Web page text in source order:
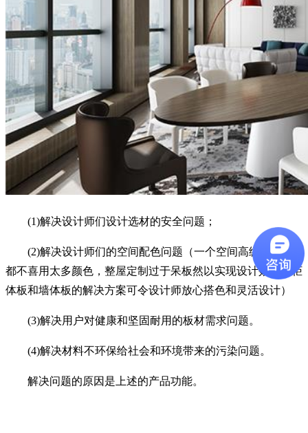
(1)解决设计师们设计选材的安全问题；
(2)解决设计师们的空间配色问题（一个空间高级设计师
都不喜用太多颜色，整屋定制过于呆板然以实现设计效果，柜
体板和墙体板的解决方案可令设计师放心搭色和灵活设计）
(3)解决用户对健康和坚固耐用的板材需求问题。
(4)解决材料不环保给社会和环境带来的污染问题。
解决问题的原因是上述的产品功能。